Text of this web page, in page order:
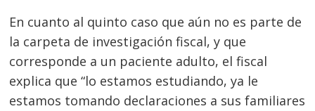
En cuanto al quinto caso que aún no es parte de
la carpeta de investigación fiscal, y que
corresponde a un paciente adulto, el fiscal
explica que “lo estamos estudiando, ya le
estamos tomando declaraciones a sus familiares